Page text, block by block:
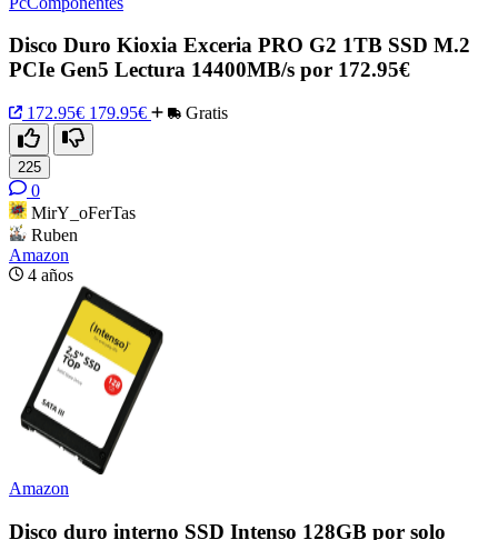
Disco Duro Kioxia Exceria PRO G2 1TB SSD M.2
PCIe Gen5 Lectura 14400MB/s por 172.95€
172.95€ 179.95€ Gratis
225
0
MirY_oFerTas
Ruben
Amazon
4 años
Amazon
Disco duro interno SSD Intenso 128GB por solo